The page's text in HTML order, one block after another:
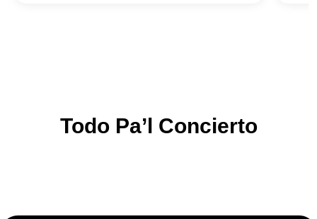
Todo Pa’l Concierto